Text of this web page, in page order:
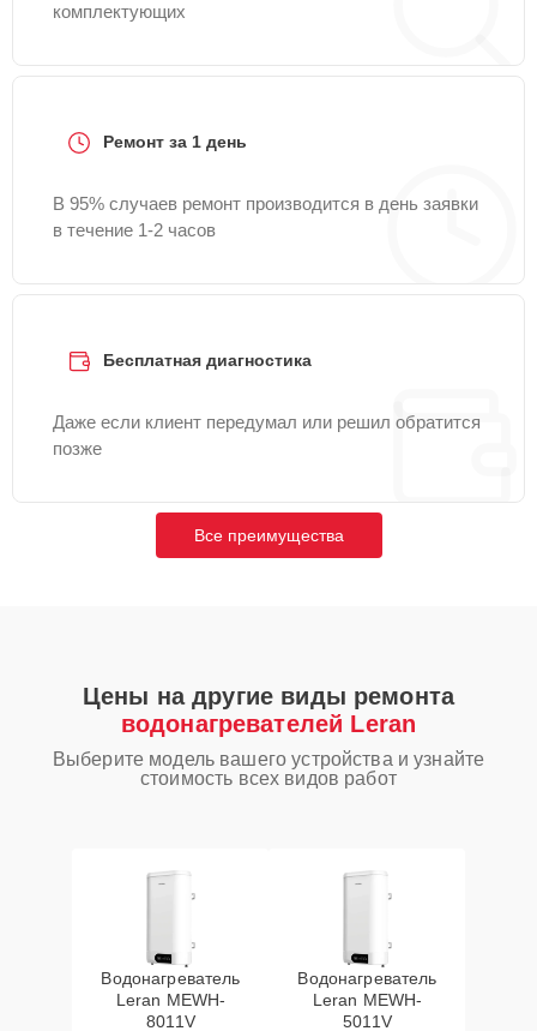
комплектующих
Ремонт за 1 день
В 95% случаев ремонт производится в день заявки
в течение 1-2 часов
Бесплатная диагностика
Даже если клиент передумал или решил обратится
позже
Все преимущества
Цены на другие виды ремонта
водонагревателей Leran
Выберите модель вашего устройства и узнайте
стоимость всех видов работ
Водонагреватель
Leran MEWH-
8011V
Водонагреватель
Leran MEWH-
5011V